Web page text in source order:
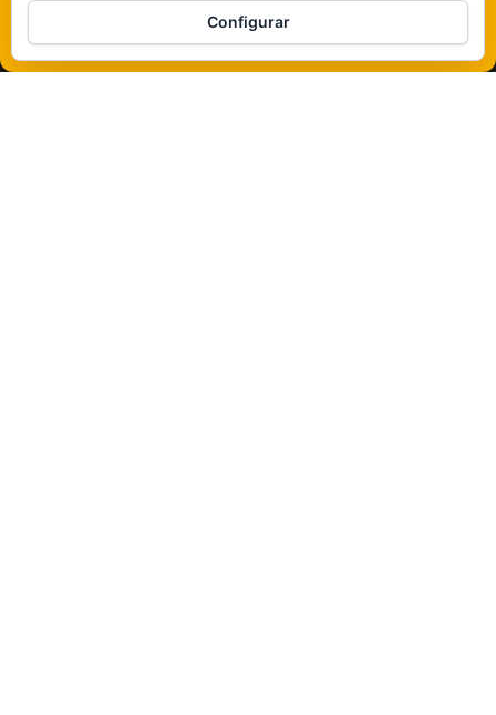
Política de cookies
Funciona gracias aWordPress |Tema:Envo Magazine
Configurar